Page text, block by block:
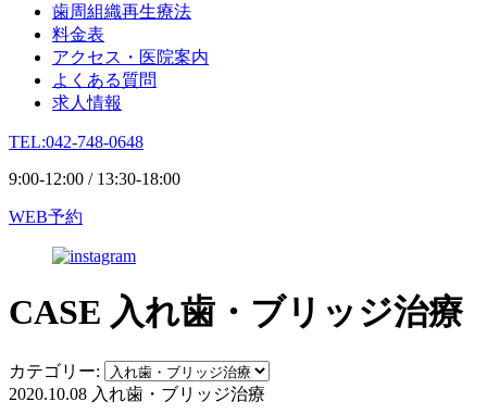
歯周組織再生療法
料金表
アクセス・医院案内
よくある質問
求人情報
TEL:042-748-0648
9:00-12:00 / 13:30-18:00
WEB予約
CASE 入れ歯・ブリッジ治療
カテゴリー:
2020.10.08 入れ歯・ブリッジ治療